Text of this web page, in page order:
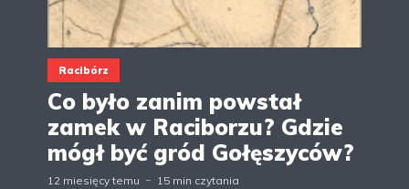
Racibórz
Co było zanim powstał
zamek w Raciborzu? Gdzie
mógł być gród Gołęszyców?
12 miesięcy temu 15 min czytania